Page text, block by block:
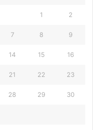
1 2
7 8 9
14 15 16
21 22 23
28 29 30